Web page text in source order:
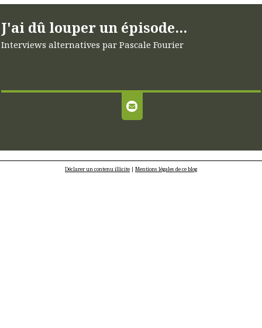
J'ai dû louper un épisode...
Interviews alternatives par Pascale Fourier
Déclarer un contenu illicite | Mentions légales de ce blog